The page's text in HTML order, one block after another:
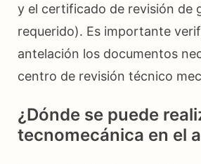
y el certificado de revisión de
requerido). Es importante
antelación los documentos
centro de revisión técnico
¿Dónde se puede
tecnomecánica en el